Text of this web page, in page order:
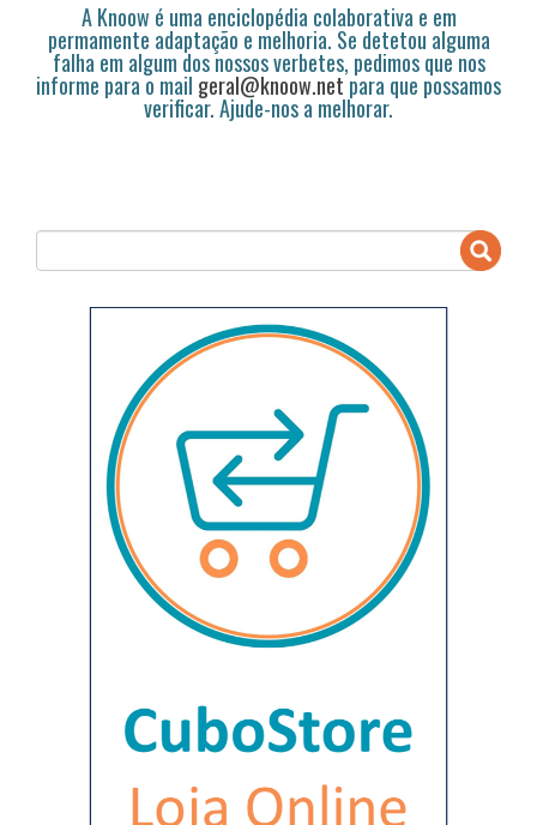
A Knoow é uma enciclopédia colaborativa e em
permamente adaptação e melhoria. Se detetou alguma
falha em algum dos nossos verbetes, pedimos que nos
informe para o mail geral@knoow.netpara que possamos
verificar. Ajude-nos a melhorar.